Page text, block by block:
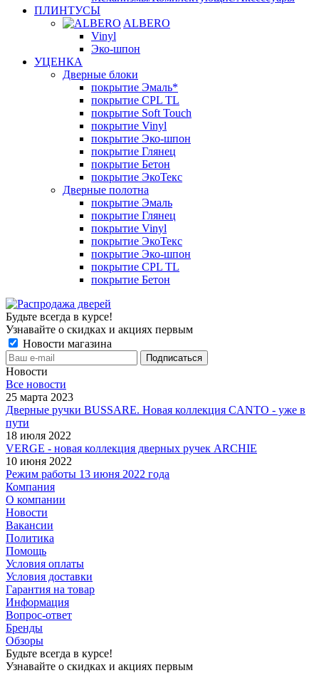
ПЛИНТУСЫ
ALBERO
Vinyl
Эко-шпон
УЦЕНКА
Дверные блоки
покрытие Эмаль*
покрытие CPL TL
покрытие Soft Touch
покрытие Vinyl
покрытие Эко-шпон
покрытие Глянец
покрытие Бетон
покрытие ЭкоТекс
Дверные полотна
покрытие Эмаль
покрытие Глянец
покрытие Vinyl
покрытие ЭкоТекс
покрытие Эко-шпон
покрытие CPL TL
покрытие Бетон
Будьте всегда в курсе!
Узнавайте о скидках и акциях первым
Новости магазина
Новости
Все новости
25 марта 2023
Дверные ручки BUSSARE. Новая коллекция CANTO - уже в
пути
18 июля 2022
VERGE - новая коллекция дверных ручек ARCHIE
10 июня 2022
Режим работы 13 июня 2022 года
Компания
О компании
Новости
Вакансии
Политика
Помощь
Условия оплаты
Условия доставки
Гарантия на товар
Информация
Вопрос-ответ
Бренды
Обзоры
Будьте всегда в курсе!
Узнавайте о скидках и акциях первым